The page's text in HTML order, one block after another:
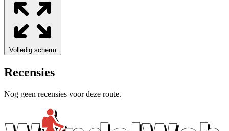
Volledig scherm
Recensies
Nog geen recensies voor deze route.